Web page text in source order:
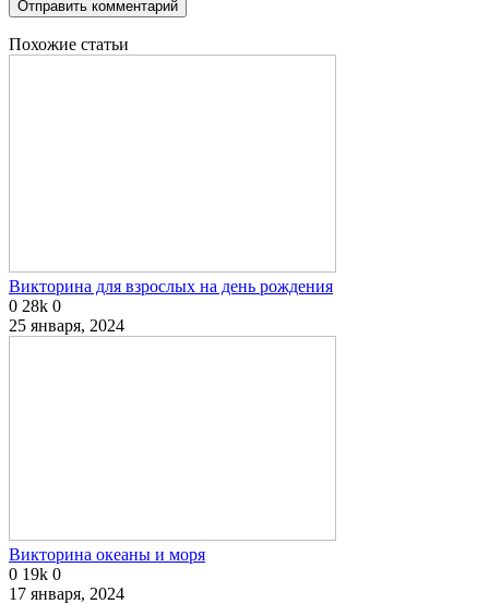
Похожие статьи
Викторина для взрослых на день рождения
0 28k 0
25 января, 2024
Викторина океаны и моря
0 19k 0
17 января, 2024